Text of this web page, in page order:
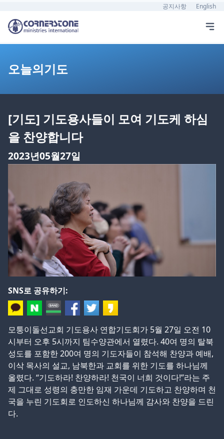
공지사항 English
오늘의기도
[기도] 기도용사들이 모여 기도케 하심
을 찬양합니다
2023년05월27일
SNS로 공유하기:
모퉁이돌선교회 기도용사 연합기도회가 5월 27일 오전 10
시부터 오후 5시까지 팀수양관에서 열렸다. 40여 명의 탈북
성도를 포함한 200여 명의 기도자들이 참석해 찬양과 예배,
이삭 목사의 설교, 남북한과 교회를 위한 기도를 하나님께
올렸다. “기도하라! 찬양하라! 천국이 너희 것이다!”라는 주
제 그대로 성령의 충만한 임재 가운데 기도하고 찬양하며 천
국을 누린 기도회로 인도하신 하나님께 감사와 찬양을 드린
다.